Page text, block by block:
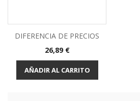
DIFERENCIA DE PRECIOS
Precio
26,89 €
AÑADIR AL CARRITO